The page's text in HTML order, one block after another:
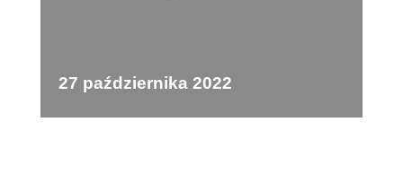
27 października 2022